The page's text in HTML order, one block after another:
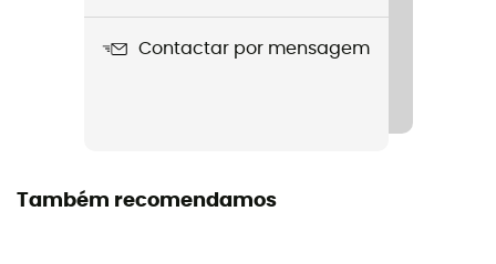
Durante o esforço
Contactar por mensagem
Também recomendamos